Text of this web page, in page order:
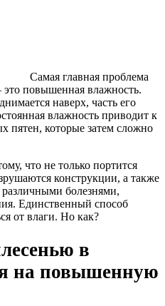
Самая главная проблема
это повышенная влажность.
наверх, часть его
влажность приводит к
пятен, которые затем сложно
что не только портится
конструкции, а также
болезнями,
Единственный способ
от влаги. Но как?
в
на повышенную